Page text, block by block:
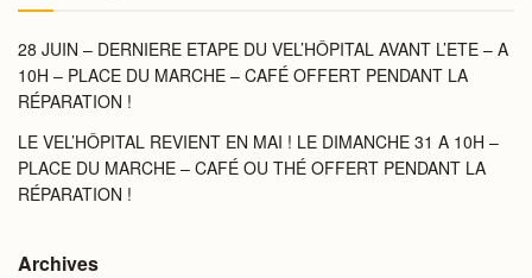
28 JUIN – DERNIERE ETAPE DU VEL’HÔPITAL AVANT L’ETE – A
10H – PLACE DU MARCHE – CAFÉ OFFERT PENDANT LA
RÉPARATION !
LE VEL’HÔPITAL REVIENT EN MAI ! LE DIMANCHE 31 A 10H –
PLACE DU MARCHE – CAFÉ OU THÉ OFFERT PENDANT LA
RÉPARATION !
Archives